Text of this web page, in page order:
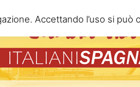
Accettando l’uso si